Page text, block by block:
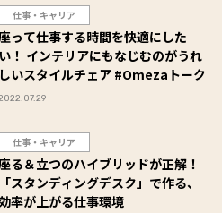
仕事・キャリア
って仕事する時間を快適にした
い！ インテリアにもなじむのがうれ
しいスタイルチェア #Omezaトーク
仕事・キャリア
る＆立つのハイブリッドが正解！
「スタンディングデスク」で作る、
率が上がる仕事環境